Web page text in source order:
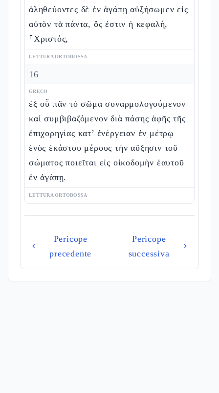
ἀληθεύοντες δὲ ἐν ἀγάπῃ αὐξήσωμεν εἰς
αὐτὸν τὰ πάντα, ὅς ἐστιν ἡ κεφαλή,
⸀Χριστός,
LETTURA ORTODOSSA
16
GRECO
ἐξ οὗ πᾶν τὸ σῶμα συναρμολογούμενον
καὶ συμβιβαζόμενον διὰ πάσης ἁφῆς τῆς
ἐπιχορηγίας κατ’ ἐνέργειαν ἐν μέτρῳ
ἑνὸς ἑκάστου μέρους τὴν αὔξησιν τοῦ
σώματος ποιεῖται εἰς οἰκοδομὴν ἑαυτοῦ
ἐν ἀγάπῃ.
LETTURA ORTODOSSA
Pericope
precedente
Pericope
successiva